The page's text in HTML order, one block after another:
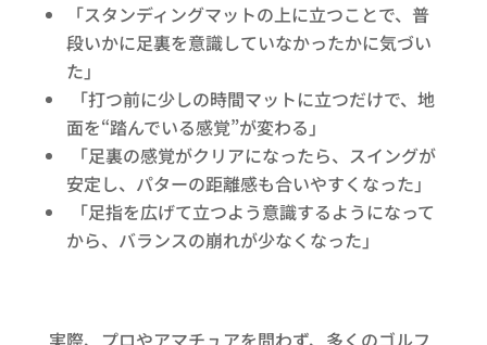
「スタンディングマットの上に立つことで、普
段いかに足裏を意識していなかったかに気づい
た」
「打つ前に少しの時間マットに立つだけで、地
面を“踏んでいる感覚”が変わる」
「足裏の感覚がクリアになったら、スイングが
安定し、パターの距離感も合いやすくなった」
「足指を広げて立つよう意識するようになって
から、バランスの崩れが少なくなった」